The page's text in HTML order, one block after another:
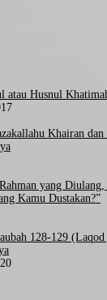
atau Husnul
Khairan
yang
Kamu Dustakan?”
128-129